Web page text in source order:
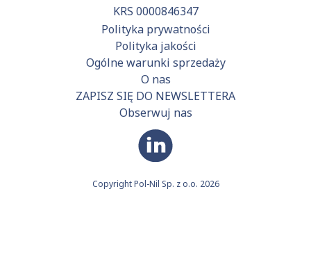
KRS 0000846347
Polityka prywatności
Polityka jakości
Ogólne warunki sprzedaży
O nas
ZAPISZ SIĘ DO NEWSLETTERA
Obserwuj nas
Copyright Pol-Nil Sp. z o.o. 2026